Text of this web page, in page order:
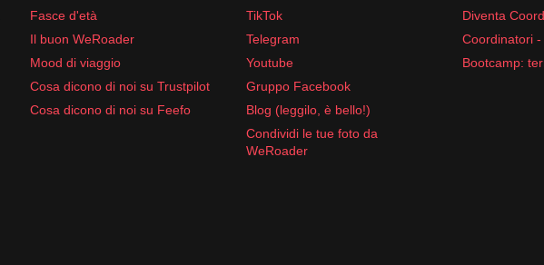
Fasce d'età
Il buon WeRoader
Mood di viaggio
Cosa dicono di noi su Trustpilot
Cosa dicono di noi su Feefo
TikTok
Telegram
Youtube
Gruppo Facebook
Blog (leggilo, è bello!)
Condividi le tue foto da
WeRoader
Diventa
Coordinatori
Bootcamp: